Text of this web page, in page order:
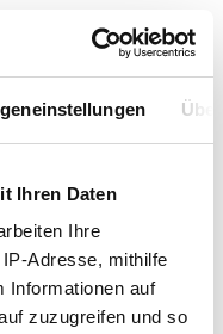
Ihren Daten
Ihre
Adresse, mithilfe
Informationen auf
zuzugreifen und so